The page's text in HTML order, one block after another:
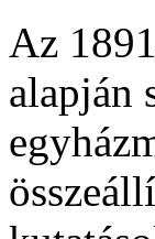
Az
alapján